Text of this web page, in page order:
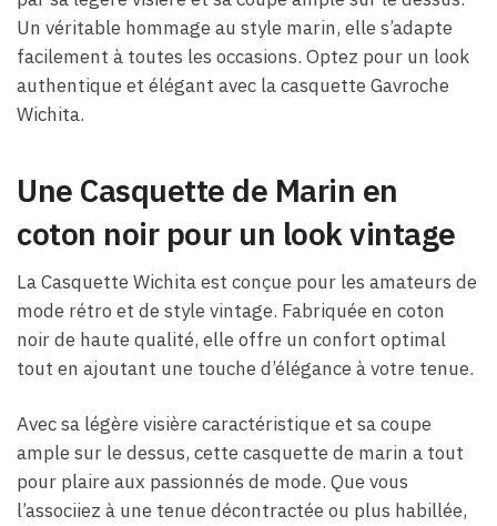
Un véritable hommage au style marin, elle s’adapte
facilement à toutes les occasions. Optez pour un look
authentique et élégant avec la casquette Gavroche
Wichita.
Une Casquette de Marin en
coton noir pour un look vintage
La Casquette Wichita est conçue pour les amateurs de
mode rétro et de style vintage. Fabriquée en coton
noir de haute qualité, elle offre un confort optimal
tout en ajoutant une touche d’élégance à votre tenue.
Avec sa légère visière caractéristique et sa coupe
ample sur le dessus, cette casquette de marin a tout
pour plaire aux passionnés de mode. Que vous
l’associiez à une tenue décontractée ou plus habillée,